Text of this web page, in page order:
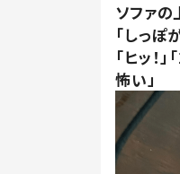
ソファ
「しっぽ
「ヒッ！
怖い」